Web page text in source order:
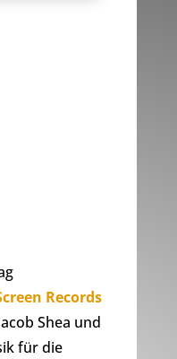
Records
Shea und
für die